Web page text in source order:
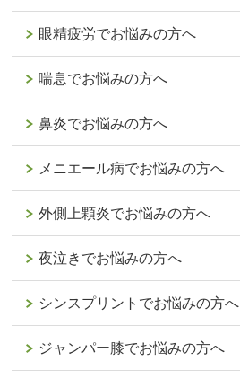
眼精疲労でお悩みの方へ
喘息でお悩みの方へ
鼻炎でお悩みの方へ
メニエール病でお悩みの方へ
外側上顆炎でお悩みの方へ
夜泣きでお悩みの方へ
シンスプリントでお悩みの方へ
ジャンパー膝でお悩みの方へ